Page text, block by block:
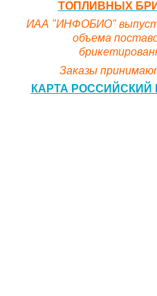
ТОПЛИВНЫХ
ИАА "ИНФОБИО"
объема
Заказы
КАРТА РОССИЙСКИЙ